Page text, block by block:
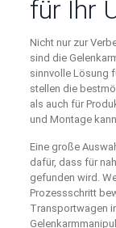
für Ihr
Nicht nur zur
sind die
sinnvolle Lösung
stellen die
als auch für
und Montage
Eine große
dafür, dass für
gefunden wird.
Prozessschritt
Transportwagen